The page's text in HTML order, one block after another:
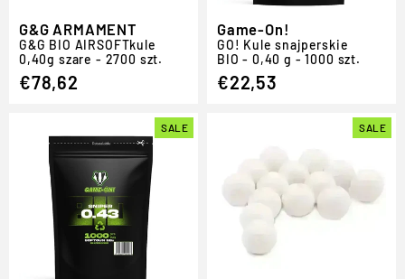
G&G ARMAMENT
G&G BIO AIRSOFTkule
0,40g szare - 2700 szt.
€78,62
Game-On!
GO! Kule snajperskie
BIO - 0,40 g - 1000 szt.
€22,53
SALE SALE